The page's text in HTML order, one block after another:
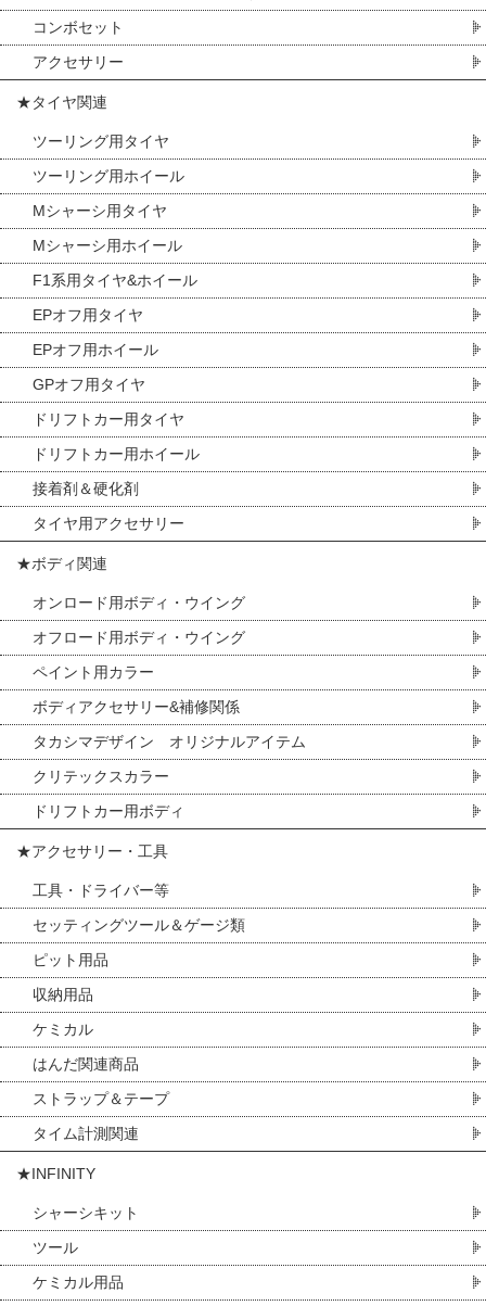
コンボセット
アクセサリー
★タイヤ関連
ツーリング用タイヤ
ツーリング用ホイール
Mシャーシ用タイヤ
Mシャーシ用ホイール
F1系用タイヤ&ホイール
EPオフ用タイヤ
EPオフ用ホイール
GPオフ用タイヤ
ドリフトカー用タイヤ
ドリフトカー用ホイール
接着剤＆硬化剤
タイヤ用アクセサリー
★ボディ関連
オンロード用ボディ・ウイング
オフロード用ボディ・ウイング
ペイント用カラー
ボディアクセサリー&補修関係
タカシマデザイン オリジナルアイテム
クリテックスカラー
ドリフトカー用ボディ
★アクセサリー・工具
工具・ドライバー等
セッティングツール＆ゲージ類
ピット用品
収納用品
ケミカル
はんだ関連商品
ストラップ＆テープ
タイム計測関連
★INFINITY
シャーシキット
ツール
ケミカル用品